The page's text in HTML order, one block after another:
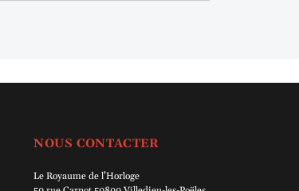
NOUS CONTACTER
Le Royaume de l’Horloge